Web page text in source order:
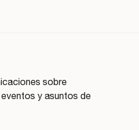
sobre
y asuntos de